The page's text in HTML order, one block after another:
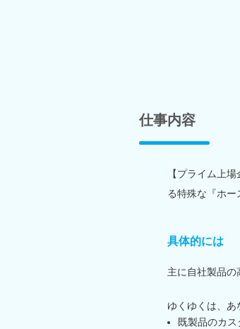
仕事内容
【プライム上
る特殊な『ホ
具体的には
主に自社製品の
ゆくゆくは、あ
既製品のカ